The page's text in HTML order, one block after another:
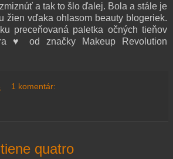
a tak to šlo ďalej. Bola a stále je
žien vďaka ohlasom beauty blogeriek.
preceňovaná paletka očných tieňov
♥ od značky Makeup Revolution
1 komentár:
quatro